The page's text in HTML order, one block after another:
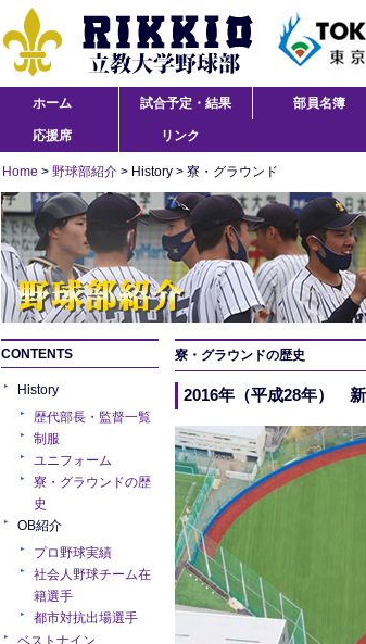
ホーム 試合予定・結果 部員名簿
応援席 リンク
Home > 野球部紹介 > History > 寮・グラウンド
CONTENTS
History
歴代部長・監督一覧
制服
ユニフォーム
寮・グラウンドの歴
史
OB紹介
プロ野球実績
社会人野球チーム在
籍選手
都市対抗出場選手
ベストナイン
寮・グラウンドの歴史
2016年（平成28年）